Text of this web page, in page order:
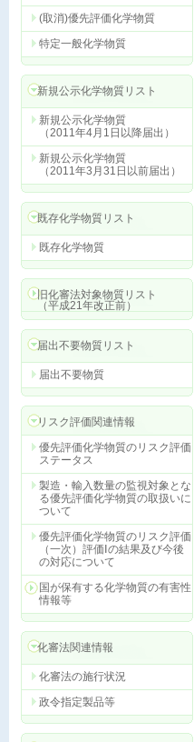
(取消)優先評価化学物質
特定一般化学物質
新規公示化学物質リスト
新規公示化学物質
（2011年4月1日以降届出）
新規公示化学物質
（2011年3月31日以前届出）
既存化学物質リスト
既存化学物質
旧化審法対象物質リスト
（平成21年改正前）
届出不要物質リスト
届出不要物質
リスク評価関連情報
優先評価化学物質のリスク評価
ステータス
製造・輸入数量の監視対象とな
る優先評価化学物質の取扱いに
ついて
優先評価化学物質のリスク評価
（一次）評価Ⅰの結果及び今後
の対応について
国が保有する化学物質の有害性
情報等
化審法関連情報
化審法の施行状況
政令指定製品等